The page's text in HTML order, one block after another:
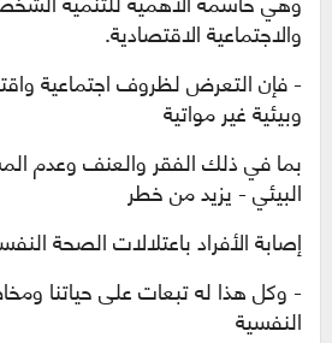
والاجتماعية الاقتصادية.
- فإن التعرض لظروف اجتماعية
وبيئية غير مواتية
بما في ذلك الفقر والعنف وعدم
البيئي - يزيد من خطر
إصابة الأفراد باعتلالات الصحة
- وكل هذا له تبعات على حياتنا
النفسية